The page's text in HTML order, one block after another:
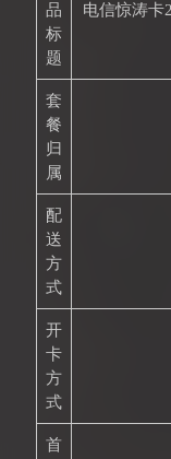
品
标
题
电信惊涛卡
套
餐
归
属
配
送
方
式
开
卡
方
式
首